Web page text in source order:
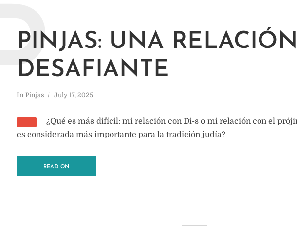
PINJAS: UNA RELACIÓN
DESAFIANTE
In Pinjas July 17, 2025
P¿Qué es más difícil: mi relación con Di-s o mi relación con el
es considerada más importante para la tradición judía?
READ ON